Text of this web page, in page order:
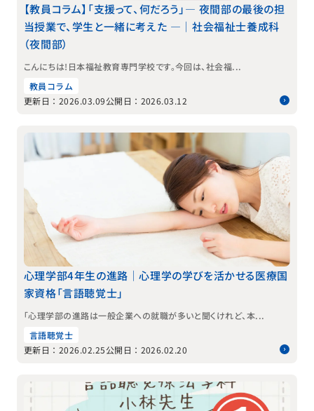
【教員コラム】「支援って、何だろう」― 夜間部の最後の担
当授業で、学生と一緒に考えた ―｜社会福祉士養成科
（夜間部）
こんにちは！日本福祉教育専門学校です。今回は、社会福...
教員コラム
更新日：2026.03.09公開日：2026.03.12
心理学部4年生の進路｜心理学の学びを活かせる医療国
家資格「言語聴覚士」
「心理学部の進路は一般企業への就職が多いと聞くけれど、本...
言語聴覚士
更新日：2026.02.25公開日：2026.02.20